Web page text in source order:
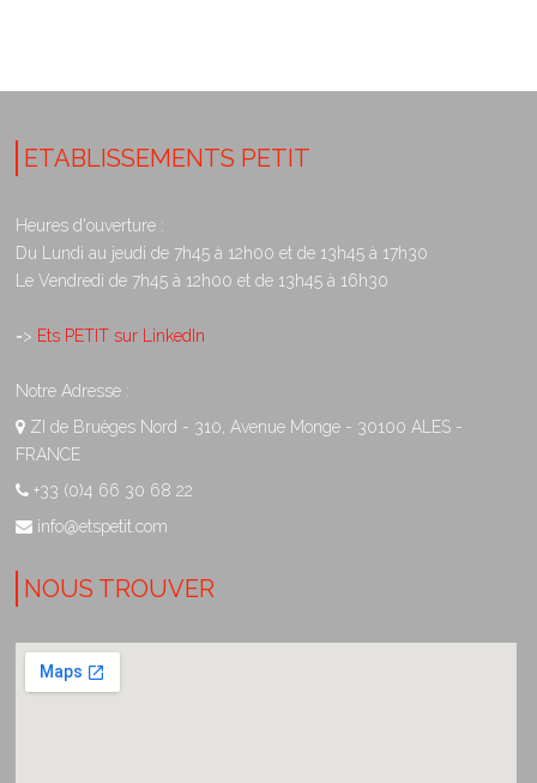
ETABLISSEMENTS PETIT
Heures d'ouverture :
Du Lundi au jeudi de 7h45 à 12h00 et de 13h45 à 17h30
Le Vendredi de 7h45 à 12h00 et de 13h45 à 16h30
=> Ets PETIT sur LinkedIn
Notre Adresse :
ZI de Bruèges Nord - 310, Avenue Monge - 30100 ALES -
FRANCE
+33 (0)4 66 30 68 22
info@etspetit.com
NOUS TROUVER